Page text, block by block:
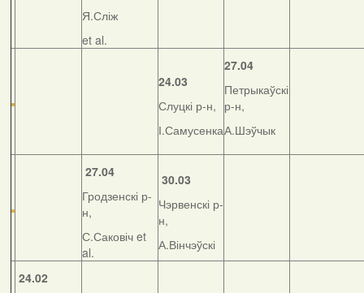
Я.Сліж
et al.
24.03
Слуцкі р-н,
І.Самусенка
27.04
Петрыкаўскі
р-н,
А.Шэўчык
27.04
Гродзенскі р-
н,
С.Саковіч et
al.
30.03
Чэрвенскі р-
н,
А.Вінчэўскі
24.02